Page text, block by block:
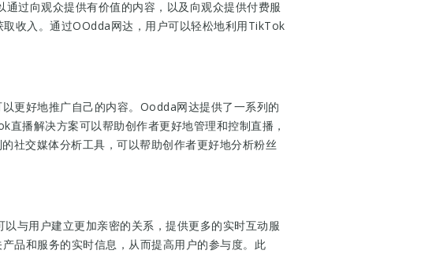
过向观众提供有价值的内容，以及向观众提供付费服
收入。通过OOdda网达，用户可以轻松地利用TikTok
更好地推广自己的内容。Oodda网达提供了一系列的
播解决方案可以帮助创作者更好地管理和控制直播，
社交媒体分析工具，可以帮助创作者更好地分析粉丝
与用户建立更加亲密的关系，提供更多的实时互动服
品和服务的实时信息，从而提高用户的参与度。此